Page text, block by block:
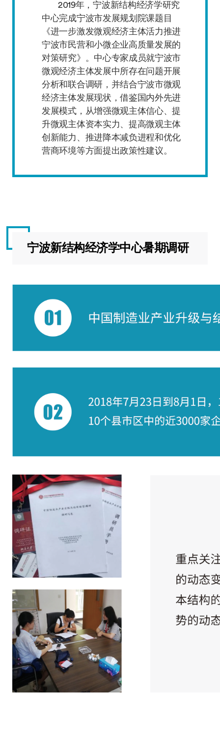
2019年，宁波新结构经济学研究
中心完成宁波市发展规划院课题目
《进一步激发微观经济主体活力推进
宁波市民营和小微企业高质量发展的
对策研究》。中心专家成员就宁波市
微观经济主体发展中所存在问题开展
分析和联合调研，并结合宁波市微观
经济主体发展现状，借鉴国内外先进
发展模式，从增强微观主体信心、提
升微观主体资本实力、提高微观主体
创新能力、推进降本减负进程和优化
营商环境等方面提出政策性建议。
宁波新结构经济学中心暑期调研